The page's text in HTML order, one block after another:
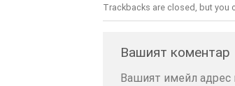
Trackbacks are closed, but you
Вашият коментар
Вашият имейл адрес